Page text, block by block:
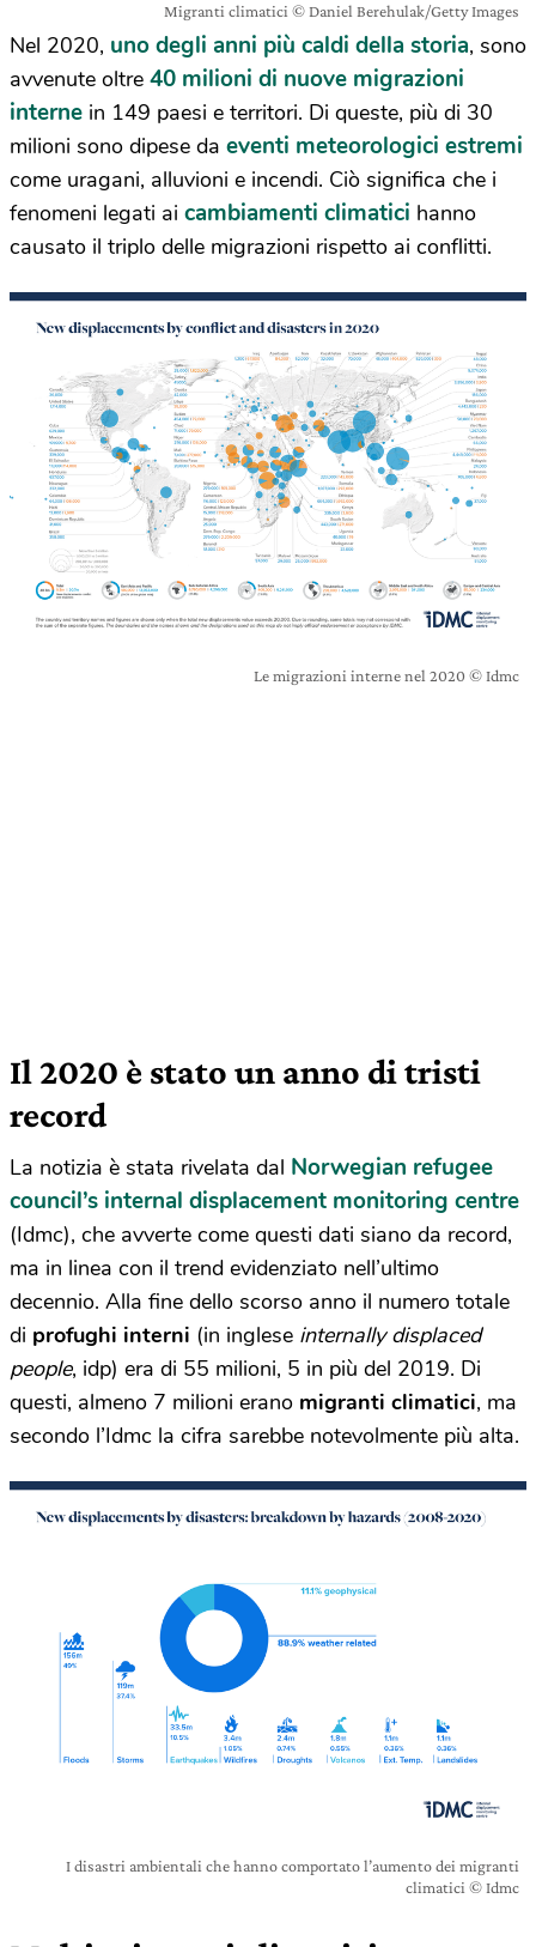
Migranti climatici © Daniel Berehulak/Getty Images
Nel 2020, uno degli anni più caldi della storia, sono
avvenute oltre 40 milioni di nuove migrazioni
interne in 149 paesi e territori. Di queste, più di 30
milioni sono dipese da eventi meteorologici estremi
come uragani, alluvioni e incendi. Ciò significa che i
fenomeni legati ai cambiamenti climatici hanno
causato il triplo delle migrazioni rispetto ai conflitti.
Le migrazioni interne nel 2020 © Idmc
Il 2020 è stato un anno di tristi
record
La notizia è stata rivelata dal Norwegian refugee
council’s internal displacement monitoring centre
(Idmc), che avverte come questi dati siano da record,
ma in linea con il trend evidenziato nell’ultimo
decennio. Alla fine dello scorso anno il numero totale
di profughi interni (in inglese internally displaced
people, idp) era di 55 milioni, 5 in più del 2019. Di
questi, almeno 7 milioni erano migranti climatici, ma
secondo l’Idmc la cifra sarebbe notevolmente più alta.
I disastri ambientali che hanno comportato l’aumento dei migranti
climatici © Idmc